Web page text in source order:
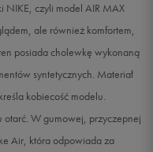
Powiadom o dostępności
Powiadom o dostępności
NIKE, czyli model AIR MAX
ale również komfortem,
posiada cholewkę wykonaną
syntetycznych. Materiał
kobiecość modelu.
otarć. W gumowej, przyczepnej
Air, która odpowiada za